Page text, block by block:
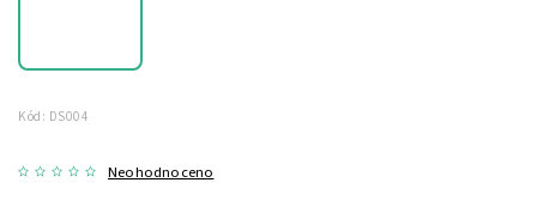
Kód: DS004
Neohodnoceno